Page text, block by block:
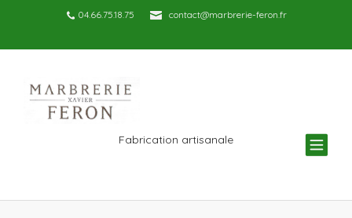
04.66.75.18.75 contact@marbrerie-feron.fr
Fabrication artisanale